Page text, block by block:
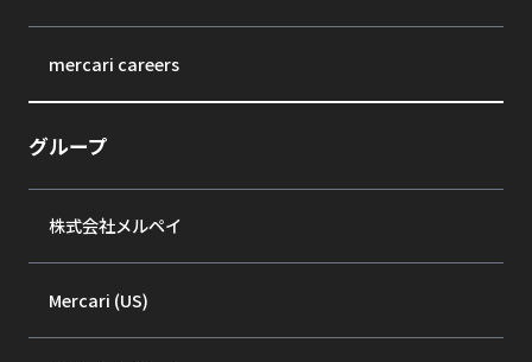
mercari careers
グループ
株式会社メルペイ
Mercari (US)